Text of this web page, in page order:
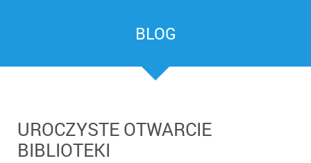
BLOG
UROCZYSTE OTWARCIE
BIBLIOTEKI